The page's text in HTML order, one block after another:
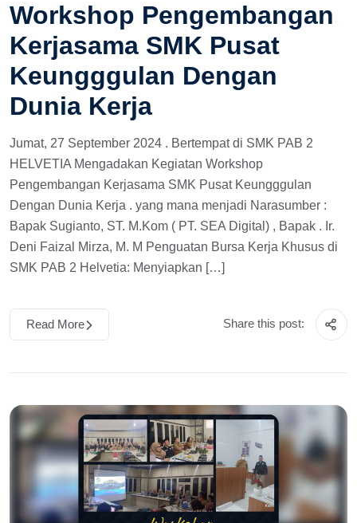
Workshop Pengembangan
Kerjasama SMK Pusat
Keungggulan Dengan
Dunia Kerja
Jumat, 27 September 2024 . Bertempat di SMK PAB 2
HELVETIA Mengadakan Kegiatan Workshop
Pengembangan Kerjasama SMK Pusat Keungggulan
Dengan Dunia Kerja . yang mana menjadi Narasumber :
Bapak Sugianto, ST. M.Kom ( PT. SEA Digital) , Bapak . Ir.
Deni Faizal Mirza, M. M Penguatan Bursa Kerja Khusus di
SMK PAB 2 Helvetia: Menyiapkan […]
Read More Share this post: